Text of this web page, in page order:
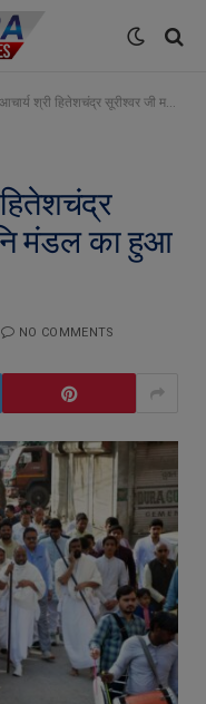
हितेशचंद्र सूरीश्वर जी म.सा. एवं मुनि मंडल का हुआ नगर प्रवेश
मंडल का हुआ
NO COMMENTS